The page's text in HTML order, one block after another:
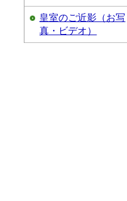
皇室のご近影（お写
真・ビデオ）